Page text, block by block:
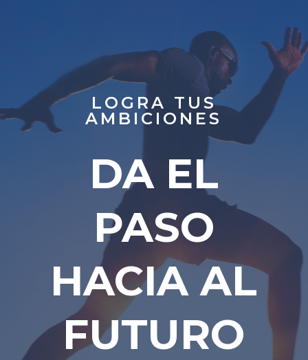
LOGRA TUS
AMBICIONES
DA EL
PASO
HACIA AL
FUTURO